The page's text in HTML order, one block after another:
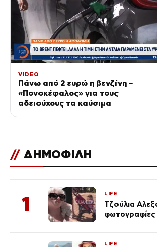
VIDEO
Πάνω από 2 ευρώ η βενζίνη –
«Πονοκέφαλος» για τους
αδειούχους τα καύσιμα
// ΔΗΜΟΦΙΛΗ
1 LIFE
Τζούλια
φωτογραφίες
LIFE